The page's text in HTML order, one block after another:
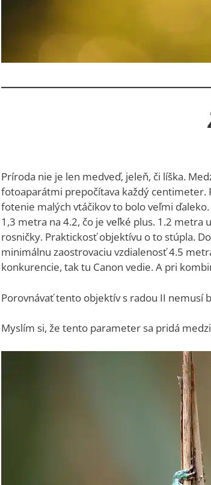
Príroda nie je len medveď, jeleň, či líška.
fotoaparátmi prepočítava každý centimeter.
fotenie malých vtáčikov to bolo veľmi
1,3 metra na 4.2, čo je veľké plus. 1.2
rosničky. Praktickosť objektívu o to stúpla.
minimálnu zaostrovaciu vzdialenosť 4.5
konkurencie, tak tu Canon vedie. A pri
Porovnávať tento objektív s radou II nemusí
Myslím si, že tento parameter sa pridá